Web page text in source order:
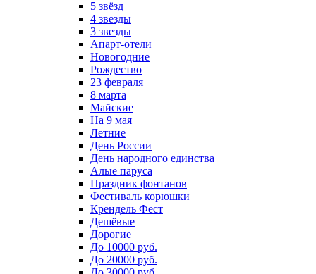
5 звёзд
4 звезды
3 звезды
Апарт-отели
Новогодние
Рождество
23 февраля
8 марта
Майские
На 9 мая
Летние
День России
День народного единства
Алые паруса
Праздник фонтанов
Фестиваль корюшки
Крендель Фест
Дешёвые
Дорогие
До 10000 руб.
До 20000 руб.